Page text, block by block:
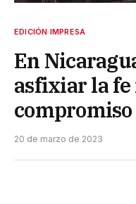
EDICIÓN IMPRESA
En
asfixiar la
20 de marzo de 2023